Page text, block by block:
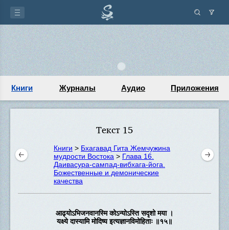
Книги Журналы Аудио Приложения
Текст 15
Книги > Бхагавад Гита Жемчужина
мудрости Востока > Глава 16.
Даивасура-сампад-вибхага-йога.
Божественные и демонические
качества
आढ्योऽभिजनवानस्मि कोऽन्योऽस्ति सदृशो मया ।
यक्ष्ये दास्यामि मोदिष्य इत्यज्ञानविमोहिताः ॥१५॥